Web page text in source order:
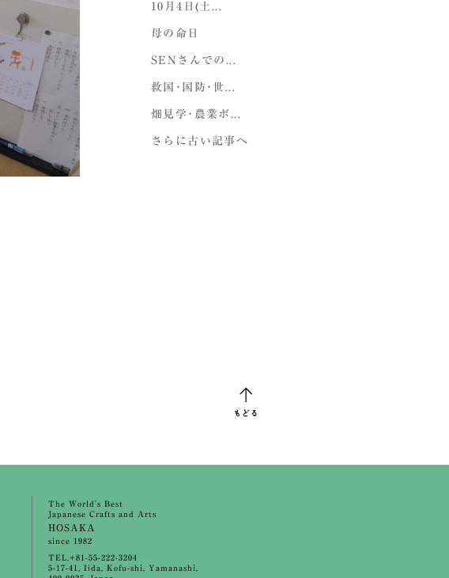
10月4日(土...
母の命日
SENさんでの...
救国･国防･世...
畑見学･農業ボ...
さらに古い記事へ
The World's Best
Japanese Crafts and Arts
HOSAKA
since 1982
TEL.+81-55-222-3204
5-17-41, Iida, Kofu-shi, Yamanashi,